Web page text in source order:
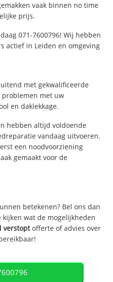
vaak binnen no time
prijs.
071-7600796! Wij hebben
actief in Leiden en omgeving
met gekwalificeerde
met uw
en daklekkage.
hebben altijd voldoende
vandaag uitvoeren.
een noodvoorziening
gemaakt voor de
betekenen? Bel ons dan
kijken wat de mogelijkheden
verstoptofferte of advies over